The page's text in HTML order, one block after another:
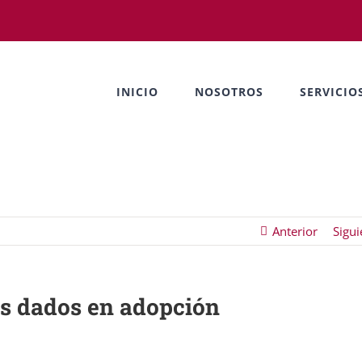
INICIO NOSOTROS
Anterior
dados en adopción